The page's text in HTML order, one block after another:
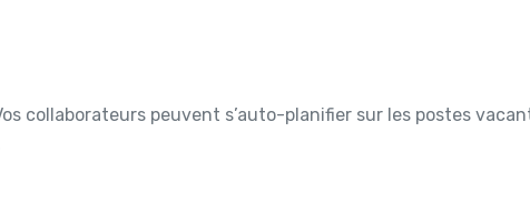
collaborateurs peuvent s’auto-planifier sur les postes